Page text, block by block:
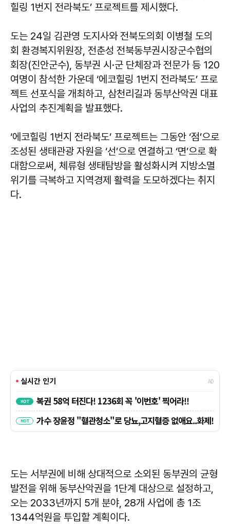
힐링 1번지 전라북도’ 프로젝트를 제시했다.
도는 24일 김관영 도지사와 전북도의회 이병철 도의
회 환경복지위원장, 전춘성 전북동부권시장군수협의
회장(진안군수), 동부권 시·군 단체장과 전문가 등 120
여명이 참석한 가운데 ‘에코힐링 1번지 전라북도’ 프로
젝트 선포식을 개최하고, 삼천리길과 동부산악권 대표
사업의 추진계획을 발표했다.
‘에코힐링 1번지 전라북도’ 프로젝트는 그동안 ‘점’으로
조성된 생태관광 자원을 ‘선’으로 연결하고 ‘면’으로 확
대함으로써, 체류형 생태탐방을 활성화시켜 지방소멸
위기를 극복하고 지역경제 활력을 도모하겠다는 취지
다.
도는 서부권에 비해 상대적으로 소외된 동부권의 균형
발전을 위해 동부산악권을 1단계 대상으로 설정하고,
오는 2033년까지 5개 분야, 28개 사업에 총 1조
1344억원을 투입할 계획이다.